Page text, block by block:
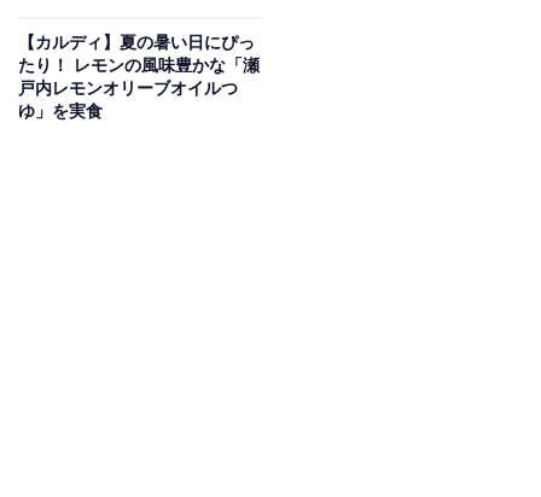
【カルディ】夏の暑い日にぴっ
たり！ レモンの風味豊かな「瀬
戸内レモンオリーブオイルつ
ゆ」を実食